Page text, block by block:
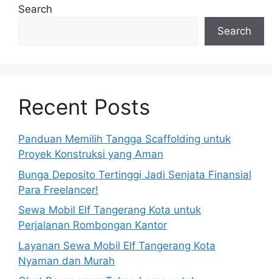
Search
Search
Recent Posts
Panduan Memilih Tangga Scaffolding untuk
Proyek Konstruksi yang Aman
Bunga Deposito Tertinggi Jadi Senjata Finansial
Para Freelancer!
Sewa Mobil Elf Tangerang Kota untuk
Perjalanan Rombongan Kantor
Layanan Sewa Mobil Elf Tangerang Kota
Nyaman dan Murah